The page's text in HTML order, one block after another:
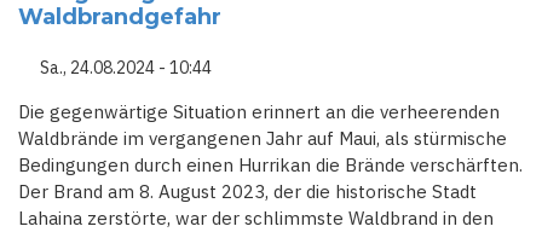
Waldbrandgefahr
Sa., 24.08.2024 - 10:44
Die gegenwärtige Situation erinnert an die verheerenden
Waldbrände im vergangenen Jahr auf Maui, als stürmische
Bedingungen durch einen Hurrikan die Brände verschärften.
Der Brand am 8. August 2023, der die historische Stadt
Lahaina zerstörte, war der schlimmste Waldbrand in den